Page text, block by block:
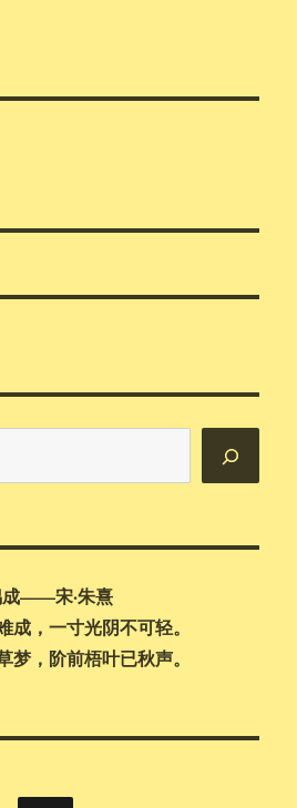
——宋·朱熹
成，一寸光阴不可轻。
梦，阶前梧叶已秋声。